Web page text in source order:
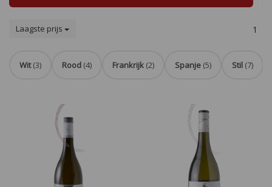
Laagste prijs 1
Wit (3) Rood (4) Frankrijk (2) Spanje (5) Stil (7)